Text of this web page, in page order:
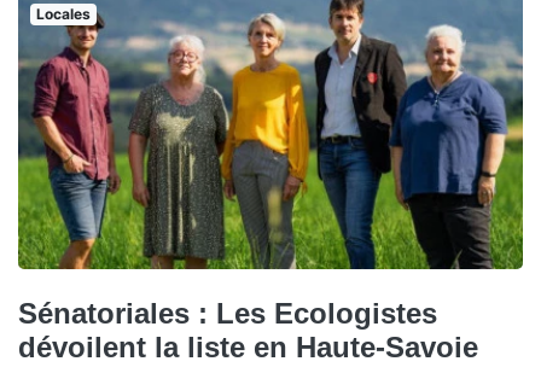
Locales
Sénatoriales : Les Ecologistes
dévoilent la liste en Haute-Savoie